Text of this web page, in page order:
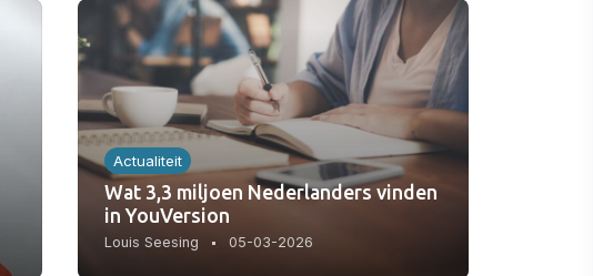
Actualiteit
Wat 3,3 miljoen Nederlanders vinden
in YouVersion
Louis Seesing 05-03-2026